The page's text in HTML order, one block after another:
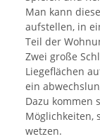
Man kann
aufstellen, in
Teil der
Zwei große
Liegeflächen
ein
Dazu kommen
Möglichkeiten,
wetzen.